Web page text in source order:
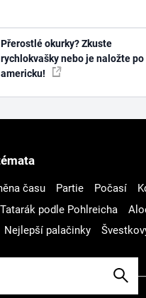
Přerostlé okurky? Zkuste
rychlokvašky nebo je naložte po
americku!
času Partie Počasí
Tatarák podle Pohlreicha
Nejlepší palačinky